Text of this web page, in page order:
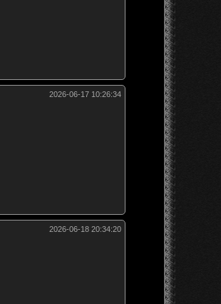
2026-06-17 10:26:34
2026-06-18 20:34:20